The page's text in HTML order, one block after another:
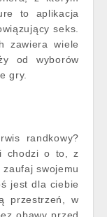
to aplikacja
seks.
zawiera wiele
od wyborów
gry.
randkowy?
chodzi o to, z
zaufaj swojemu
jest dla ciebie
przestrzeń, w